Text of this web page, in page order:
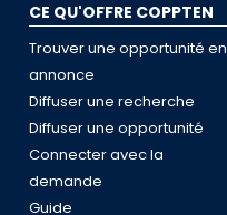
CE QU'OFFRE COPPTEN
Trouver une opportunité en
annonce
Diffuser une recherche
Diffuser une opportunité
Connecter avec la
demande
Guide